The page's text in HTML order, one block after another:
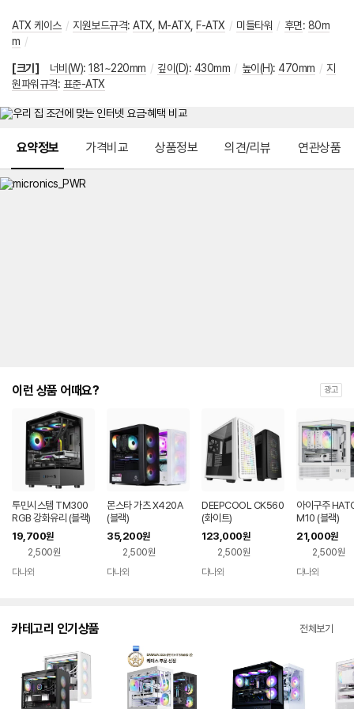
ATX 케이스 / 지원보드규격: ATX M-ATX F-ATX / 미들타워 / 후면: 80m
m /
[크기] 너비(W): 181~220mm / 깊이(D): 430mm / 높이(H): 470mm / 지
원파워규격: 표준-ATX
요약정보 가격비교 상품정보 의견/리뷰 연관상품
이런 상품 어때요? 광고
투민시스템 TM300
RGB 강화유리 (블랙)
19,700원
2,500원
다나와
몬스타 가츠 X420A
(블랙)
35,200원
2,500원
다나와
DEEPCOOL CK560
(화이트)
123,000원
2,500원
다나와
아이구주
M10 (블랙)
21,000원
2,500원
다나와
카테고리 인기상품 전체보기